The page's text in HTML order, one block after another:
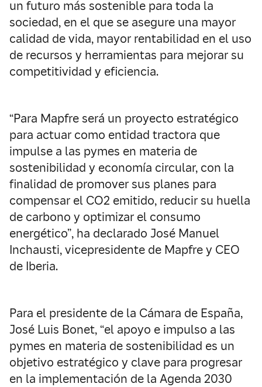
un futuro más sostenible para toda la
sociedad, en el que se asegure una mayor
calidad de vida, mayor rentabilidad en el uso
de recursos y herramientas para mejorar su
competitividad y eficiencia.
“Para Mapfre será un proyecto estratégico
para actuar como entidad tractora que
impulse a las pymes en materia de
sostenibilidad y economía circular, con la
finalidad de promover sus planes para
compensar el CO2 emitido, reducir su huella
de carbono y optimizar el consumo
energético”, ha declarado José Manuel
Inchausti, vicepresidente de Mapfre y CEO
de Iberia.
Para el presidente de la Cámara de España,
José Luis Bonet, “el apoyo e impulso a las
pymes en materia de sostenibilidad es un
objetivo estratégico y clave para progresar
en la implementación de la Agenda 2030